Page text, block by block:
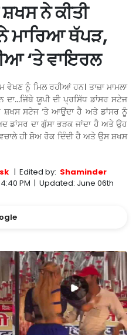
ਨੇ ਕੀਤੀ
ਮਾਰਿਆ ਥੱਪੜ,
‘ਤੇ ਵਾਇਰਲ
ਨੂੰ ਮਿਲ ਰਹੀਆਂ ਹਨ। ਤਾਜ਼ਾ ਮਾਮਲਾ
ਯੂਪੀ ਦੀ ਪ੍ਰਸਿੱਧ ਡਾਂਸਰ ਸਟੇਜ
ਸ਼ਖਸ ਸਟੇਜ ‘ਤੇ ਆਉਂਦਾ ਹੈ ਅਤੇ ਡਾਂਸਰ ਨੂੰ
ਡਾਂਸਰ ਦਾ ਗੁੱਸਾ ਭੜਕ ਜਾਂਦਾ ਹੈ ਅਤੇ ਉਹ
ਹੀ ਸ਼ੋਅ ਰੋਕ ਦਿੰਦੀ ਹੈ ਅਤੇ ਉਸ ਸ਼ਖਸ
| Edited by: Shaminder
PM | Updated: June 06th